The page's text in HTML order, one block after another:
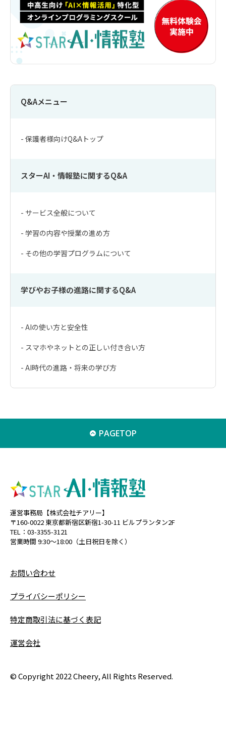
Q&Aメニュー
- 保護者様向けQ&Aトップ
スターAI・情報塾に関するQ&A
- サービス全般について
- 学習の内容や授業の進め方
- その他の学習プログラムについて
学びやお子様の進路に関するQ&A
- AIの使い方と安全性
- スマホやネットとの正しい付き合い方
- AI時代の進路・将来の学び方
PAGETOP
運営事務局【株式会社チアリー】
〒160-0022 東京都新宿区新宿1-30-11 ビルプランタン2F
TEL：03-3355-3121
営業時間 9:30〜18:00（土日祝日を除く）
お問い合わせ
プライバシーポリシー
特定商取引法に基づく表記
運営会社
© Copyright 2022 Cheery, All Rights Reserved.